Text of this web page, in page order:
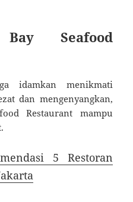
Seafood
idamkan menikmati
dan mengenyangkan,
Restaurant mampu
5 Restoran